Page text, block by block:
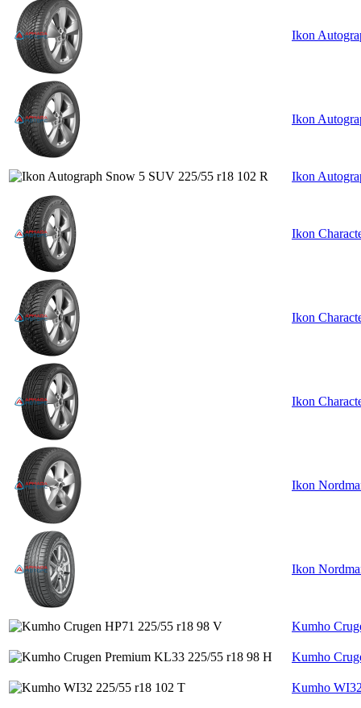
Ikon
Ikon
Ikon
Ikon
Ikon
Ikon
Ikon
Ikon
Kumho
Kumho
Kumho